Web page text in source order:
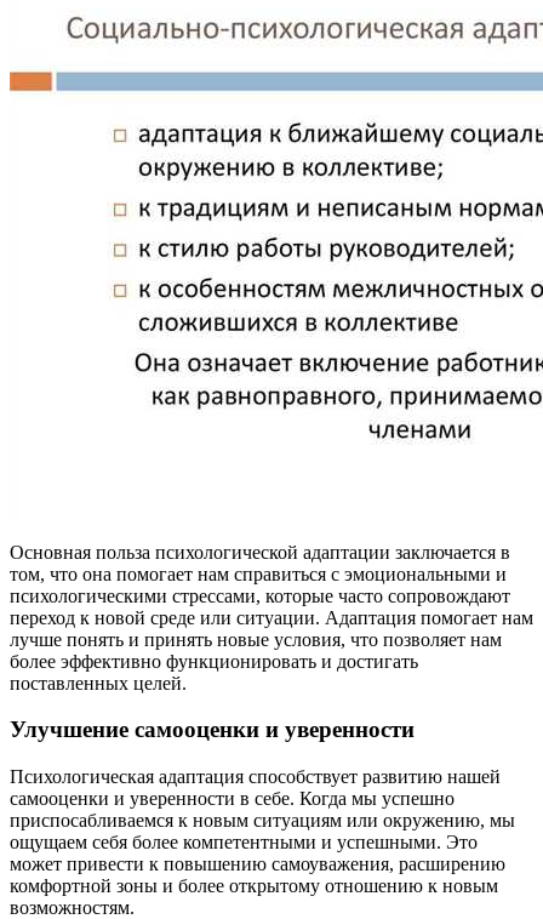
Основная польза психологической адаптации заключается в
том, что она помогает нам справиться с эмоциональными и
психологическими стрессами, которые часто сопровождают
переход к новой среде или ситуации. Адаптация помогает нам
лучше понять и принять новые условия, что позволяет нам
более эффективно функционировать и достигать
поставленных целей.
Улучшение самооценки и уверенности
Психологическая адаптация способствует развитию нашей
самооценки и уверенности в себе. Когда мы успешно
приспосабливаемся к новым ситуациям или окружению, мы
ощущаем себя более компетентными и успешными. Это
может привести к повышению самоуважения, расширению
комфортной зоны и более открытому отношению к новым
возможностям.